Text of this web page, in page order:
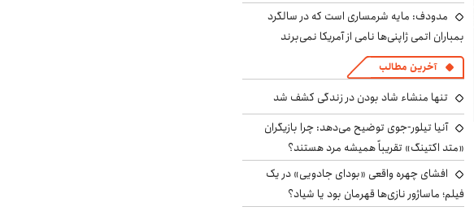
مدودف: مایه شرمساری است که در سالگرد
بمباران اتمی ژاپنی‌ها نامی از آمریکا نمی‌برند
آخرین مطالب
تنها منشاء شاد بودن در زندگی کشف شد
آنیا تیلور-جوی توضیح می‌دهد: چرا بازیگران
«متد اکتینگ» تقریباً همیشه مرد هستند؟
افشای چهره واقعی «بودای جادویی» در یک
فیلم؛ ماساژور نازی‌ها قهرمان بود یا شیاد؟